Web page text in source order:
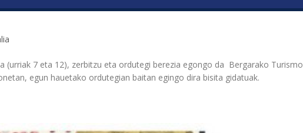
(urriak 7 eta 12), zerbitzu eta ordutegi berezia egongo da Bergarako Turismo
egun hauetako ordutegian baitan egingo dira bisita gidatuak.